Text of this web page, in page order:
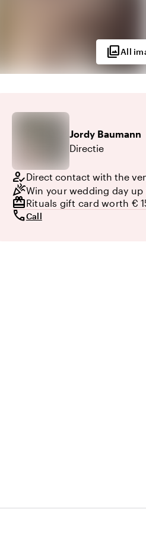
photo_libraryAll
out of 10 Jordy Baumann
Directie
how_to_regDirect contact with the
celebrationWin your wedding day
redeemRituals gift card worth €
callCall